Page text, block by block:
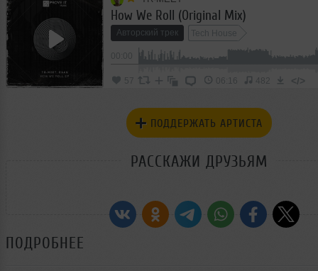
How We Roll (Original Mix)
Авторский трек Tech House
57 06:16 482 </>
ПОДДЕРЖАТЬ АРТИСТА
РАССКАЖИ ДРУЗЬЯМ
ПОДРОБНЕЕ